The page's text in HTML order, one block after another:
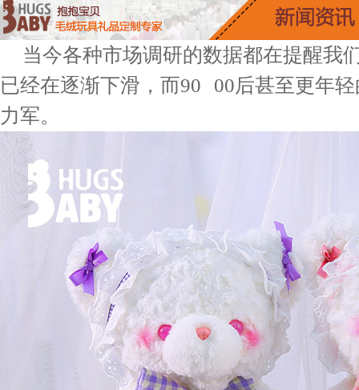
当今各种市场调研的数据都在提醒我
已经在逐渐下滑，而90 00后甚至更年
力军。